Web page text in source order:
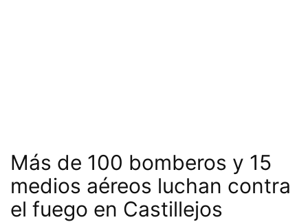
Más de 100 bomberos y 15
medios aéreos luchan contra
el fuego en Castillejos